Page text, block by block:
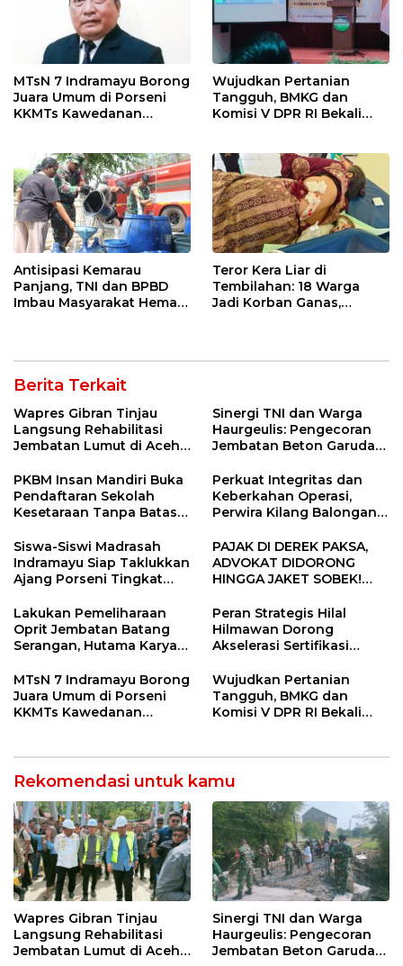
MTsN 7 Indramayu Borong
Juara Umum di Porseni
KKMTs Kawedanan
Wujudkan Pertanian
Tangguh, BMKG dan
Komisi V DPR RI Bekali
Antisipasi Kemarau
Panjang, TNI dan BPBD
Imbau Masyarakat Hemat
Teror Kera Liar di
Tembilahan: 18 Warga
Jadi Korban Ganas,
Berita Terkait
Wapres Gibran Tinjau
Langsung Rehabilitasi
Jembatan Lumut di Aceh
Konektivitas Pulih Cepat
Sinergi TNI dan Warga
Haurgeulis: Pengecoran
Jembatan Beton Garuda
PKBM Insan Mandiri Buka
Pendaftaran Sekolah
Kesetaraan Tanpa Batas
Perkuat Integritas dan
Keberkahan Operasi,
Perwira Kilang Balongan
Siswa-Siswi Madrasah
Indramayu Siap Taklukkan
Ajang Porseni Tingkat
PAJAK DI DEREK PAKSA,
ADVOKAT DIDORONG
HINGGA JAKET SOBEK!
Ngamuk Kepung Polresta
Pekanbaru!
Lakukan Pemeliharaan
Oprit Jembatan Batang
Serangan, Hutama Karya
55 Tol Binjai–Langsa
Peran Strategis Hilal
Hilmawan Dorong
Akselerasi Sertifikasi
Entaskan Kemiskinan di
Indramayu
MTsN 7 Indramayu Borong
Juara Umum di Porseni
KKMTs Kawedanan
Wujudkan Pertanian
Tangguh, BMKG dan
Komisi V DPR RI Bekali
Rekomendasi untuk kamu
Wapres Gibran Tinjau
Langsung Rehabilitasi
Jembatan Lumut di Aceh
Sinergi TNI dan Warga
Haurgeulis: Pengecoran
Jembatan Beton Garuda